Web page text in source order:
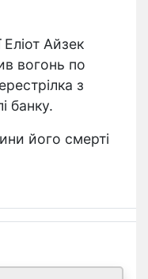
Еліот Айзек
вогонь по
з
банку.
його смерті